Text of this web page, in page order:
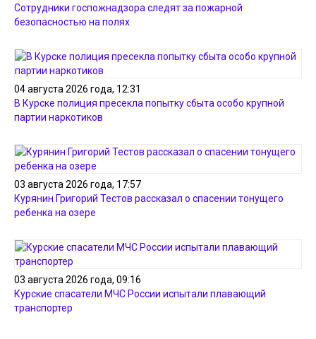
Сотрудники госпожнадзора следят за пожарной
безопасностью на полях
04 августа 2026 года, 12:31
В Курске полиция пресекла попытку сбыта особо крупной
партии наркотиков
03 августа 2026 года, 17:57
Курянин Григорий Тестов рассказал о спасении тонущего
ребенка на озере
03 августа 2026 года, 09:16
Курские спасатели МЧС России испытали плавающий
транспортер